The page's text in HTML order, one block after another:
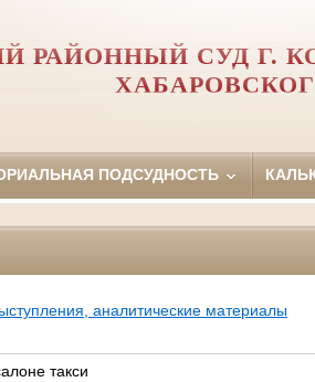
РАЙОННЫЙ СУД Г.
ПОДСУДНОСТЬ
аналитические материалы
такси